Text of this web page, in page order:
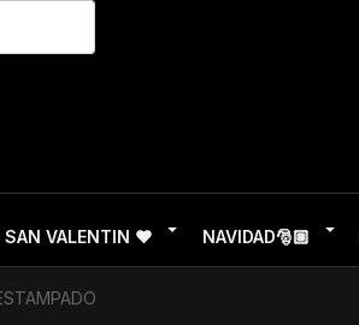
SAN VALENTIN ❤ NAVIDAD🎅🏽